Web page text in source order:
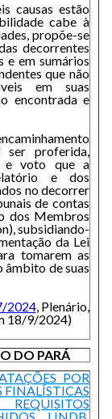
causas estão
cabe à
propõe-se
decorrentes
e em sumários
que não
em suas
encontrada e
proferida,
e voto que a
e dos
no decorrer
de contas
dos Membros
subsidiando-
da Lei
tomarem as
âmbito de suas
2024, Plenário,
18/9/2024)
DO PARÁ
POR